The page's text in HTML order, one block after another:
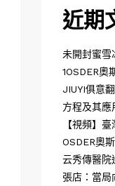
近期
未開封蜜雪
1OSDER
JIUYI俱意
方程及其應
【視頻】
OSDER奧
云秀傳醫院
張店：當局